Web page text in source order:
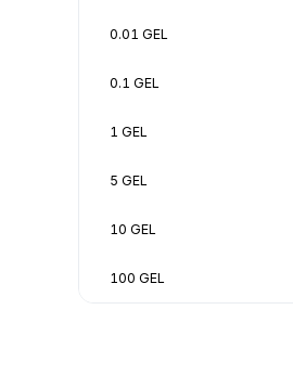
0.01 GEL
0.1 GEL
1 GEL
5 GEL
10 GEL
100 GEL